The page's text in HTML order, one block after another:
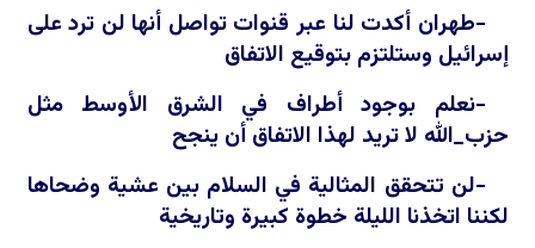
-طهران أكدت لنا عبر قنوات تواصل أنها لن ترد على
إسرائيل وستلتزم بتوقيع الاتفاق
-نعلم بوجود أطراف في الشرق الأوسط مثل
حزب_الله لا تريد لهذا الاتفاق أن ينجح
-لن تتحقق المثالية في السلام بين عشية وضحاها
لكننا اتخذنا الليلة خطوة كبيرة وتاريخية